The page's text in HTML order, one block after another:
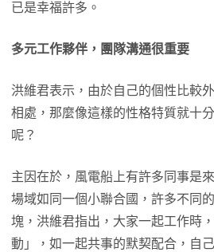
已是幸福許多。
多元工作夥伴，團隊溝通很重要
洪維君表示，由於自己的個性比較
相處，那麼像這樣的性格特質就十
呢？
主因在於，風電船上有許多同事是
場域如同一個小聯合國，許多不同
塊，洪維君指出，大家一起工作時
動」，如一起共事的默契配合，自